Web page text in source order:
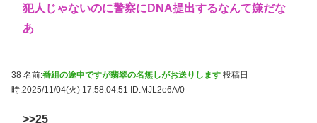
犯人じゃないのに警察にDNA提出するなんて嫌だな
あ
38 名前:番組の途中ですが翡翠の名無しがお送りします 投稿日
時:2025/11/04(火) 17:58:04.51 ID:MJL2e6A/0
>>25